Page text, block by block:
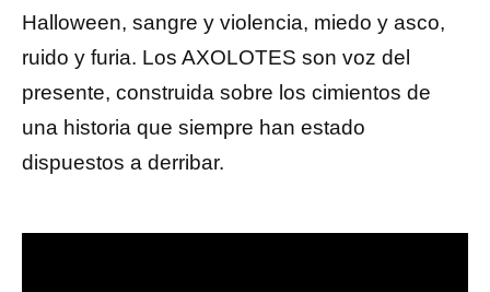
Halloween, sangre y violencia, miedo y asco,
ruido y furia. Los AXOLOTES son voz del
presente, construida sobre los cimientos de
una historia que siempre han estado
dispuestos a derribar.